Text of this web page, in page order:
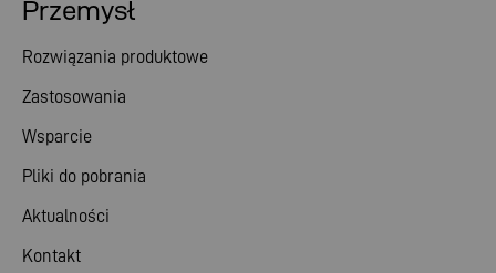
Przemysł
Rozwiązania produktowe
Zastosowania
Wsparcie
Pliki do pobrania
Aktualności
Kontakt